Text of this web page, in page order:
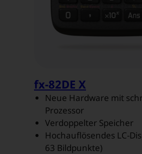
fx-82DE X
Neue Hardware mit
Prozessor
Verdoppelter Speicher
Hochauflösendes LC-
63 Bildpunkte)